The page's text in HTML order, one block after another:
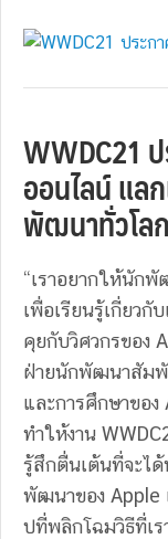
WWDC21
ออนไลน์ แล
พัฒนาทั่วโล
“เราอยากให้นัก
เพื่อเรียนรู้เกี่ยวกั
คุยกับวิศวกรของ
ฝ่ายนักพัฒนาสัมพั
และการศึกษาของ
ทำให้งาน
รู้สึกตื่นเต้นที่จะไ
พัฒนาของ Apple
ปที่พลิกโฉมวิธีที่เร